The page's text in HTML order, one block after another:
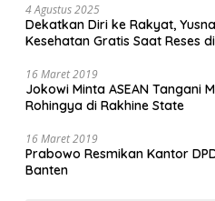
4 Agustus 2025
Dekatkan Diri ke Rakyat,
Kesehatan Gratis Saat Reses
16 Maret 2019
Jokowi Minta ASEAN Tangani
Rohingya di Rakhine State
16 Maret 2019
Prabowo Resmikan Kantor
Banten